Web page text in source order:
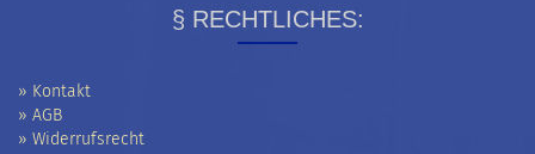
§ RECHTLICHES:
» Kontakt
» AGB
» Widerrufsrecht